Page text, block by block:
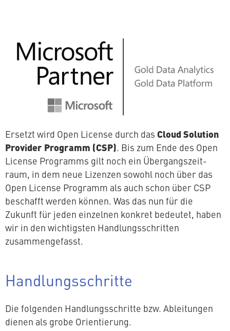
Ersetzt wird Open License durch das Cloud Solution
Provider Programm (CSP). Bis zum Ende des Open
License Programms gilt noch ein Über­gangs­zeit­
raum, in dem neue Lizenzen sowohl noch über das
Open License Programm als auch schon über CSP
beschafft werden können. Was das nun für die
Zukunft für jeden einzelnen konkret bedeutet, haben
wir in den wich­tigs­ten Hand­lungs­schrit­ten
zusammengefasst.
Hand­lungs­schrit­te
Die folgenden Hand­lungs­schrit­te bzw. Ab­lei­tun­gen
dienen als grobe Orientierung.